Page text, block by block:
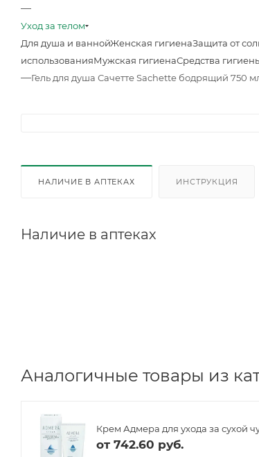
—
Уход за телом
Для душа и ваннойЖенская гигиенаЗащита от
использованияМужская гигиенаСредства
—Гель для душа Сачетте Sachette бодрящий 750
НАЛИЧИЕ В АПТЕКАХ ИНСТРУКЦИЯ
Наличие в аптеках
Аналогичные товары из
Крем Адмера для ухода за сухой
от 742.60 руб.